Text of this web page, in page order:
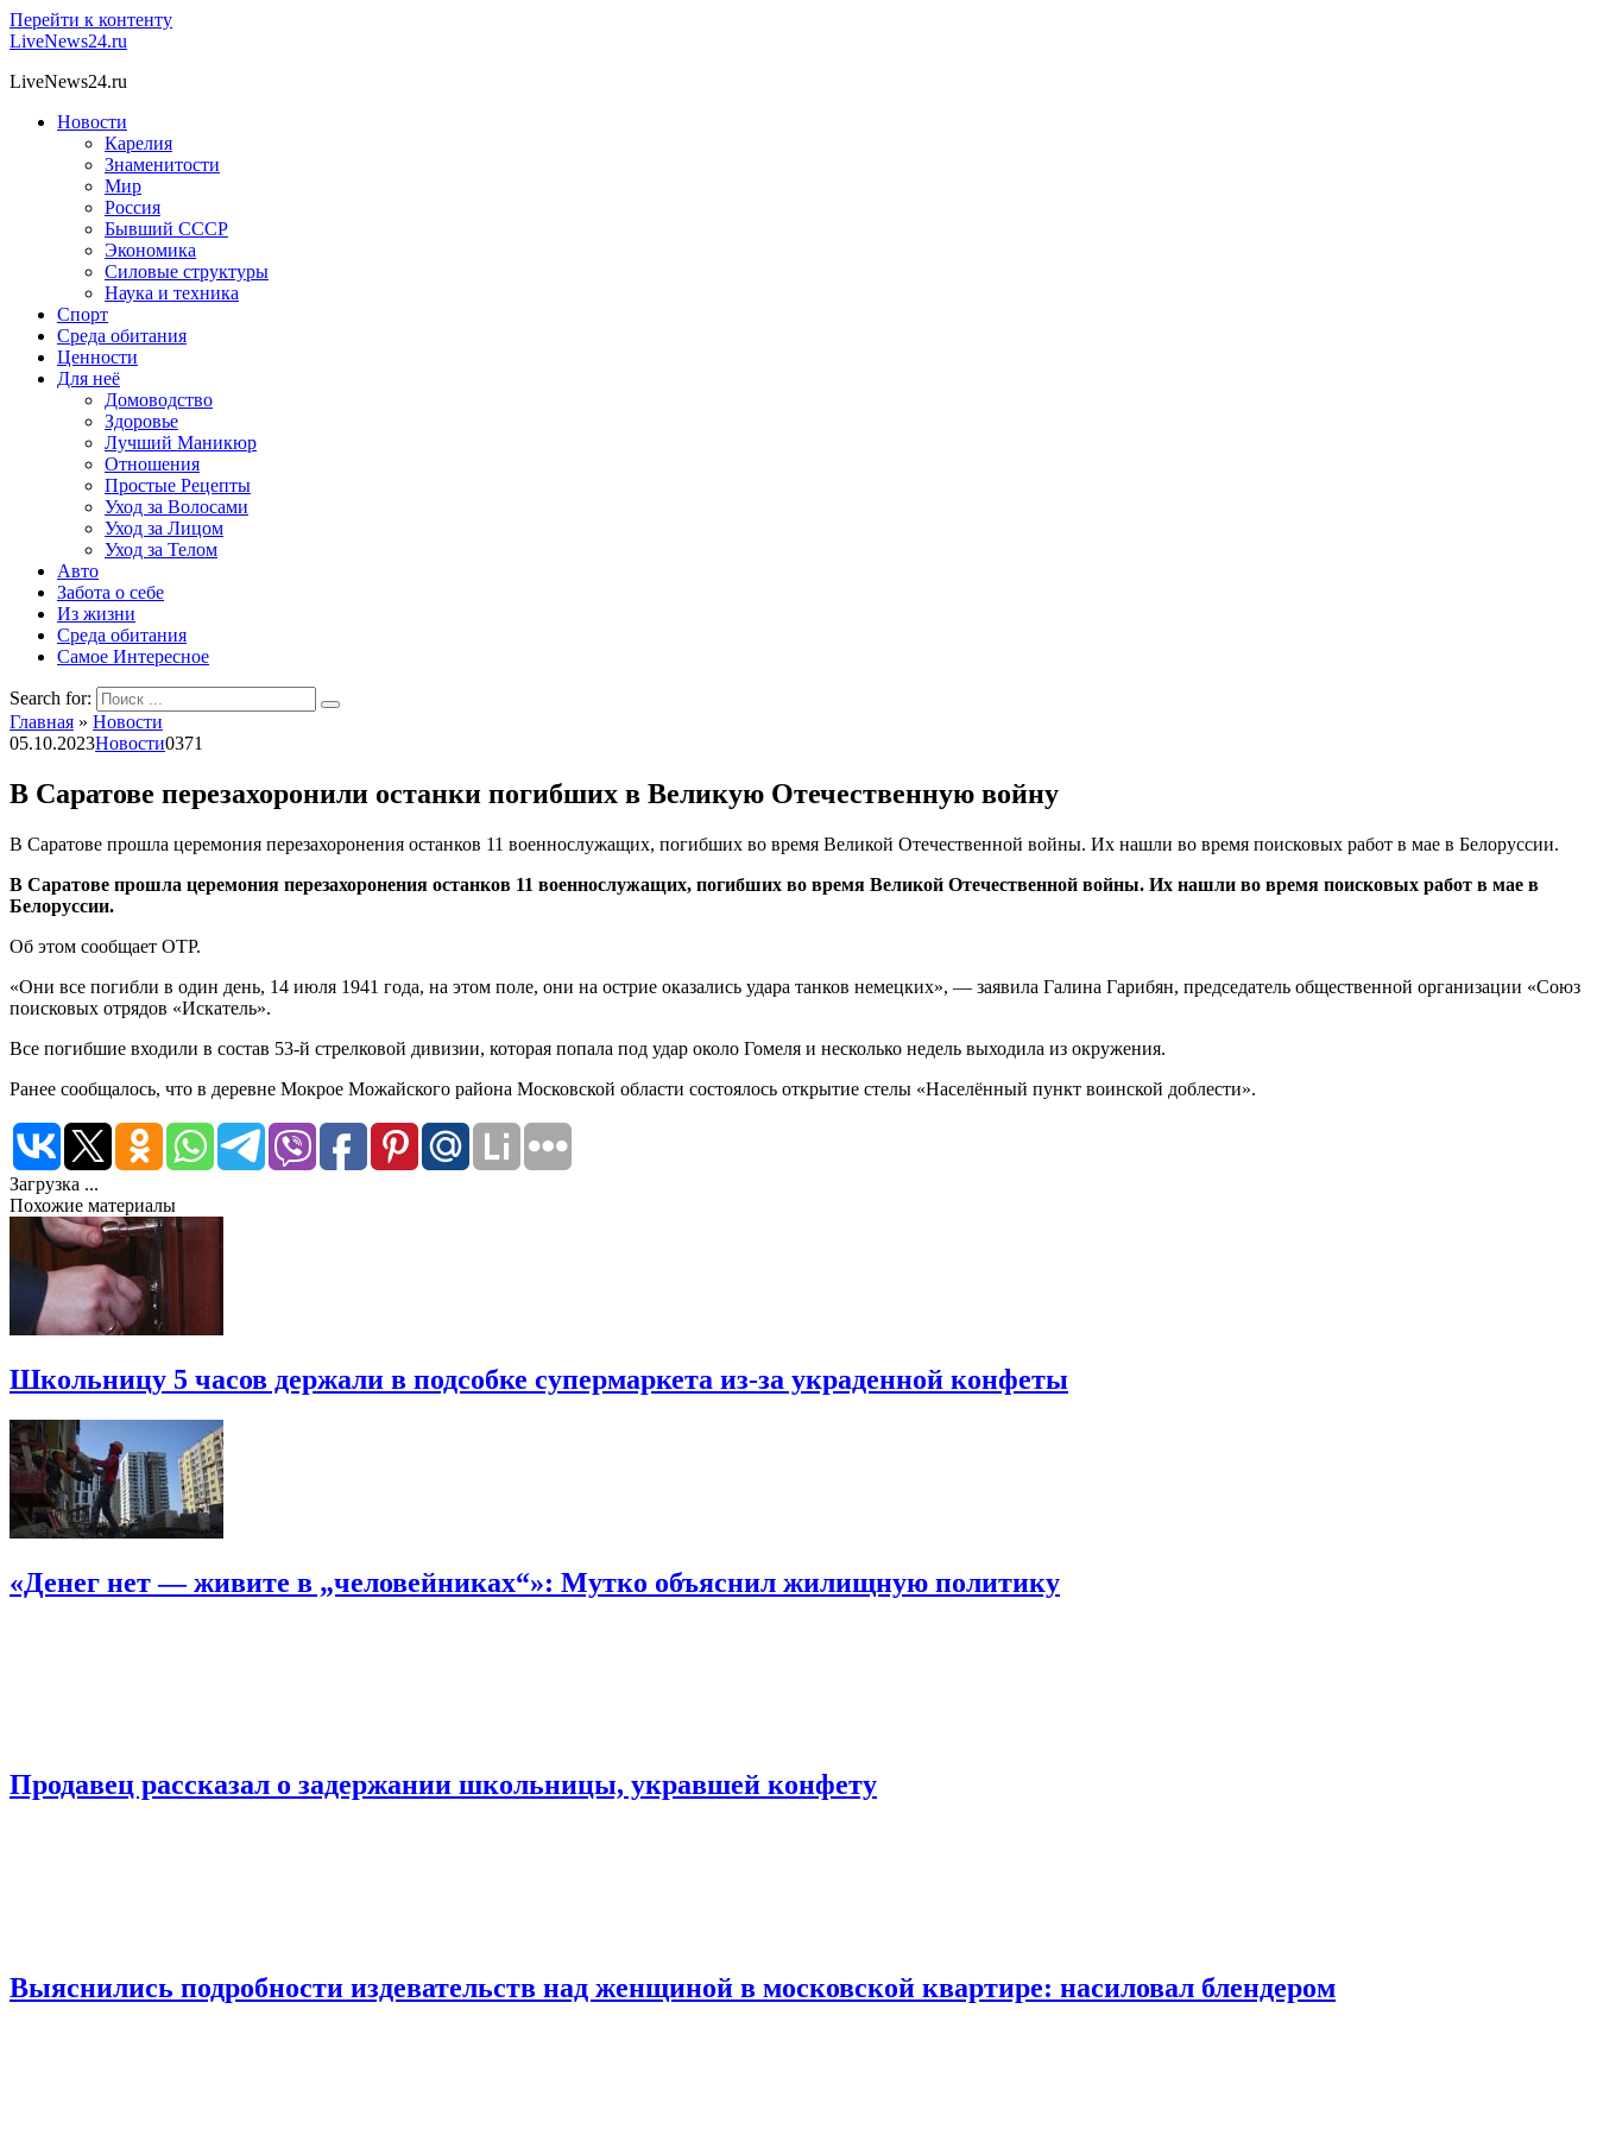
Перейти к контенту
LiveNews24.ru
LiveNews24.ru
Новости
Карелия
Знаменитости
Мир
Россия
Бывший СССР
Экономика
Силовые структуры
Наука и техника
Спорт
Среда обитания
Ценности
Для неё
Домоводство
Здоровье
Лучший Маникюр
Отношения
Простые Рецепты
Уход за Волосами
Уход за Лицом
Уход за Телом
Авто
Забота о себе
Из жизни
Среда обитания
Самое Интересное
Search for:
Главная » Новости
05.10.2023Новости0371
В Саратове перезахоронили останки погибших в Великую Отечественную войну
В Саратове прошла церемония перезахоронения останков 11 военнослужащих, погибших во время Великой Отечественной войны. Их нашли во время поисковых работ в мае в Белоруссии.
В Саратове прошла церемония перезахоронения останков 11 военнослужащих, погибших во время Великой Отечественной войны. Их нашли во время поисковых работ в мае в
Белоруссии.
Об этом сообщает ОТР.
«Они все погибли в один день, 14 июля 1941 года, на этом поле, они на острие оказались удара танков немецких», — заявила Галина Гарибян, председатель общественной организации «Союз
поисковых отрядов «Искатель».
Все погибшие входили в состав 53-й стрелковой дивизии, которая попала под удар около Гомеля и несколько недель выходила из окружения.
Ранее сообщалось, что в деревне Мокрое Можайского района Московской области состоялось открытие стелы «Населённый пункт воинской доблести».
Загрузка ...
Похожие материалы
Школьницу 5 часов держали в подсобке супермаркета из-за украденной конфеты
«Денег нет — живите в „человейниках“»: Мутко объяснил жилищную политику
Продавец рассказал о задержании школьницы, укравшей конфету
Выяснились подробности издевательств над женщиной в московской квартире: насиловал блендером